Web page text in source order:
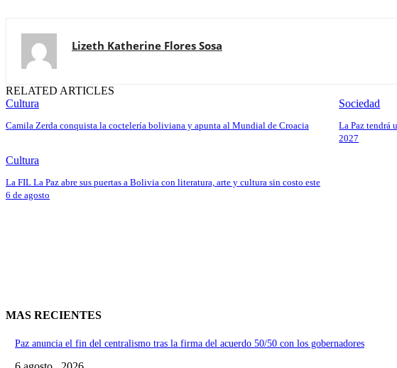
Lizeth Katherine Flores Sosa
RELATED ARTICLES
Cultura
Camila Zerda conquista la coctelería boliviana y apunta al Mundial de Croacia
Sociedad
La Paz tendrá
2027
Cultura
La FIL La Paz abre sus puertas a Bolivia con literatura, arte y cultura sin costo este
6 de agosto
MAS RECIENTES
Paz anuncia el fin del centralismo tras la firma del acuerdo 50/50 con los gobernadores